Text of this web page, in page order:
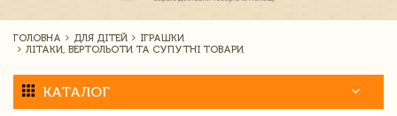
ГОЛОВНА ДЛЯ ДІТЕЙ
ІГРАШКИ
ЛІТАКИ, ВЕРТОЛЬОТИ ТА СУПУТНІ ТОВАРИ
КАТАЛОГ